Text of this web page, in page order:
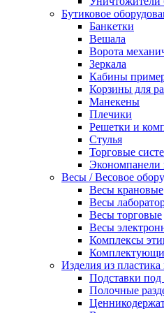
Бутиковое
Банкетки
Вешала
Ворота
Зеркала
Кабины
Корзины для
Манекены
Плечики
Решетки и
Стулья
Торговые
Весы / Весовое
Весы крановые
Весы
Весы торговые
Весы
Комплексы
Изделия из пластика
Подставки
Полочные